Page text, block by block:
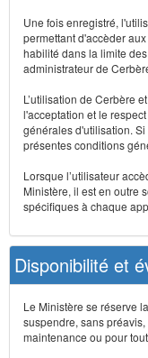
Une fois enregistré,
permettant d'accèder
habilité dans la limite
administrateur de
L’utilisation de Cerbère
l'acceptation et le
générales d'utilisation.
présentes conditions
Lorsque l’utilisateur
Ministère, il est en outre
spécifiques à chaque
Disponibilité et
Le Ministère se réserve
suspendre, sans
maintenance ou pour